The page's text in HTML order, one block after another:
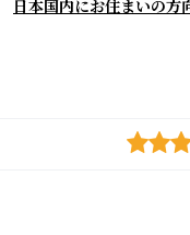
日本国内にお住まいの方